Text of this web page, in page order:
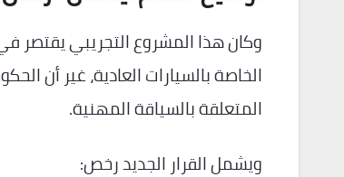
الخاصة بالسيارات العادية، غير أن
المتعلقة بالسياقة المهنية.
ويشمل القرار الجديد رخص: